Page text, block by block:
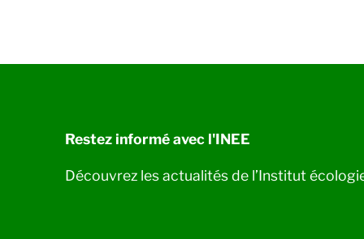
Restez informé avec l'INEE
Découvrez les actualités de l’Institut